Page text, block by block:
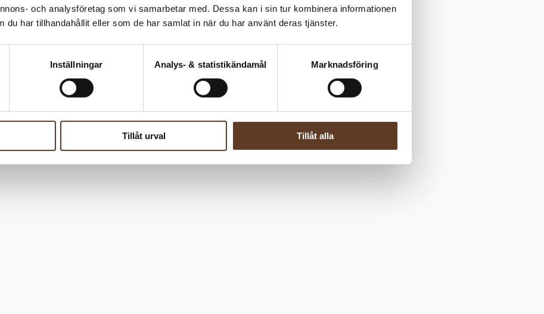
och analysföretag som vi samarbetar med. Dessa kan i sin tur kombinera informationen
du har tillhandahållit eller som de har samlat in när du har använt deras tjänster.
Inställningar Analys- & statistikändamål Marknadsföring
Tillåt urval Tillåt alla